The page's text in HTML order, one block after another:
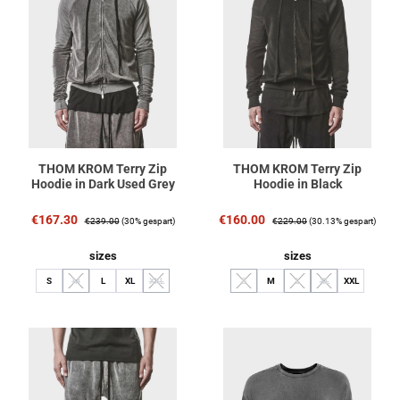
THOM KROM Terry Zip
Hoodie in Dark Used Grey
Verkaufspreis:
€167.30 Regulärer Preis:
€239.00 (30% gespart)
sizesauswählen
S M
(Diese Option ist zurzeit nicht verfügbar.)
L XL XXL
(Diese Option ist zurzeit nicht verfügbar.)
THOM KROM Terry Zip
Hoodie in Black
Verkaufspreis:
€160.00 Regulärer Preis:
€229.00(30.13% gespart)
sizesauswählen
S
(Diese Option ist zurzeit nicht verfügbar.)
M L
(Diese Option ist zurzeit
XL
(Diese Option ist
XXL